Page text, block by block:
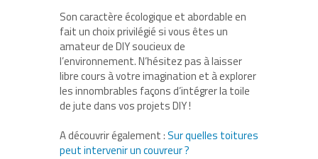
Son caractère écologique et abordable en
fait un choix privilégié si vous êtes un
amateur de DIY soucieux de
l’environnement. N’hésitez pas à laisser
libre cours à votre imagination et à explorer
les innombrables façons d’intégrer la toile
de jute dans vos projets DIY !
A découvrir également :Sur quelles toitures
peut intervenir un couvreur ?